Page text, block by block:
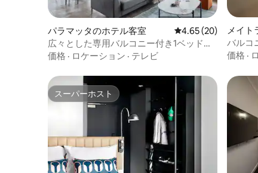
パラマッタのホテル客室 レビュー20件、5つ
4.65 (20)
広々とした専用バルコニー付き1ベッドル
ームアパート
価格 · ロケーション · テレビ
メイト
バルコ
ンルー
価格 ·
スーパーホスト
スーパーホスト